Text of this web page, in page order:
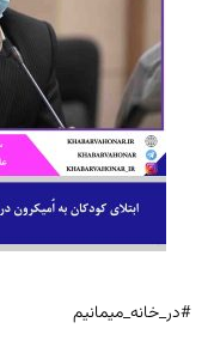
#در_خانه_میمانیم